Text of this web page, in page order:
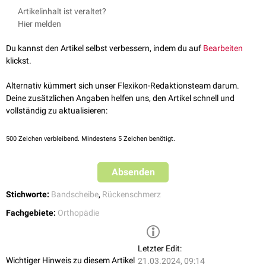
Die Schmerzen beim Postnukleotomie-Syndrom sind vermutlich sowohl
als auch
diskogenen und facettenbedingten Schmerzen
neuropathisch: z.B. infolge
Artikelinhalt ist veraltet?
Hier melden
Du kannst den Artikel selbst verbessern, indem du auf Bearbeiten
klickst.
Alternativ kümmert sich unser Flexikon-Redaktionsteam darum.
Deine zusätzlichen Angaben helfen uns, den Artikel schnell und
vollständig zu aktualisieren:
500 Zeichen verbleibend. Mindestens 5 Zeichen benötigt.
Absenden
Stichworte: Bandscheibe, Rückenschmerz
Fachgebiete: Orthopädie
Wichtiger Hinweis zu diesem Artikel
Letzter Edit:
21.03.2024, 09:14